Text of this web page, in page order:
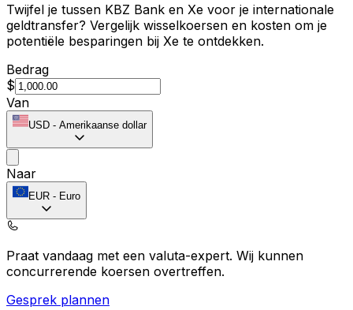
Twijfel je tussen KBZ Bank en Xe voor je internationale
geldtransfer? Vergelijk wisselkoersen en kosten om je
potentiële besparingen bij Xe te ontdekken.
Bedrag
$
Van
USD - Amerikaanse dollar
Naar
EUR - Euro
Praat vandaag met een valuta-expert. Wij kunnen
concurrerende koersen overtreffen.
Gesprek plannen